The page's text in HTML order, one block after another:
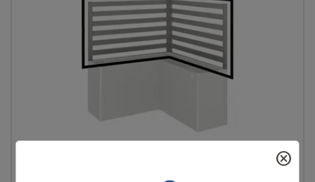
cancel